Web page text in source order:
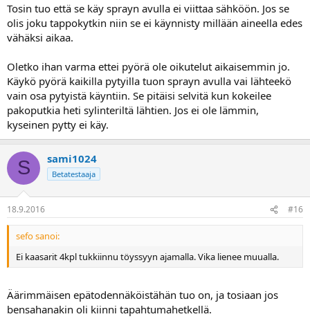
Tosin tuo että se käy sprayn avulla ei viittaa sähköön. Jos se
olis joku tappokytkin niin se ei käynnisty millään aineella edes
vähäksi aikaa.
Oletko ihan varma ettei pyörä ole oikutelut aikaisemmin jo.
Käykö pyörä kaikilla pytyilla tuon sprayn avulla vai lähteekö
vain osa pytyistä käyntiin. Se pitäisi selvitä kun kokeilee
pakoputkia heti sylinteriltä lähtien. Jos ei ole lämmin,
kyseinen pytty ei käy.
S sami1024
Betatestaaja
18.9.2016 #16
sefo sanoi:
Ei kaasarit 4kpl tukkiinnu töyssyyn ajamalla. Vika lienee muualla.
Äärimmäisen epätodennäköistähän tuo on, ja tosiaan jos
bensahanakin oli kiinni tapahtumahetkellä.